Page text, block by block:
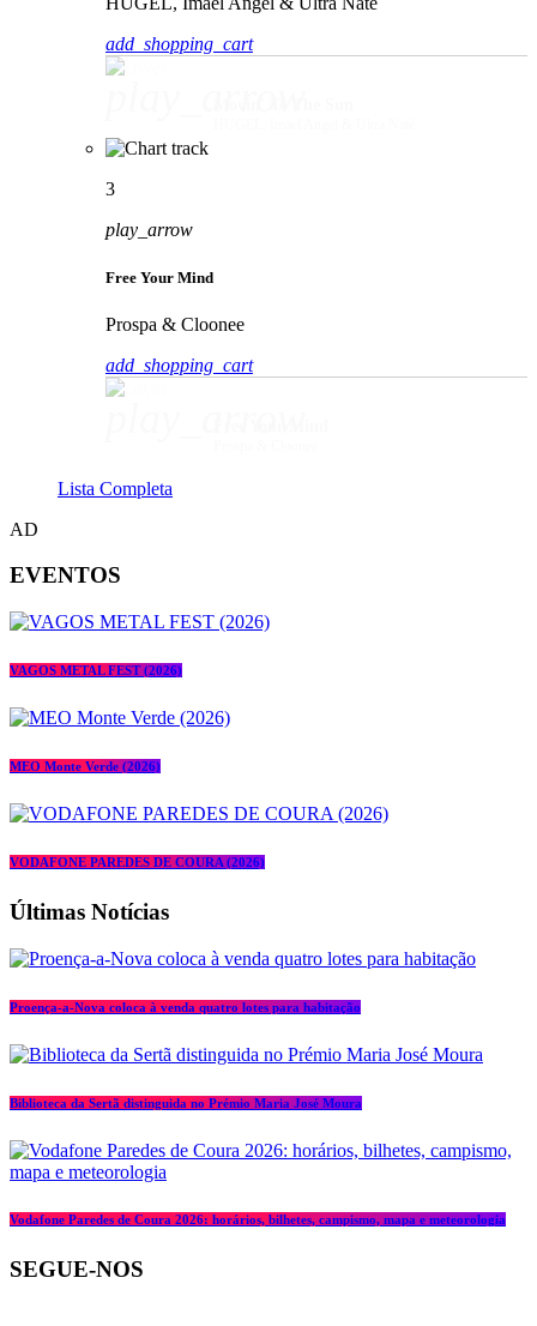
add_shopping_cart
3
play_arrow
Free Your Mind
Prospa & Cloonee
add_shopping_cart
Lista Completa
AD
EVENTOS
VAGOS METAL FEST (2026)
MEO Monte Verde (2026)
VODAFONE PAREDES DE COURA (2026)
Últimas Notícias
Proença-a-Nova coloca à venda quatro lotes para habitação
Biblioteca da Sertã distinguida no Prémio Maria José Moura
Vodafone Paredes de Coura 2026: horários, bilhetes, campismo, mapa e meteorologia
SEGUE-NOS